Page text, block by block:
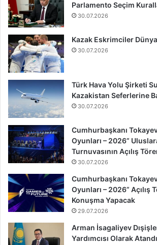
Parlamento Seçim
30.07.2026
Kazak Eskrimciler
30.07.2026
Türk Hava Yolu Şirketi
Kazakistan Seferlerine
30.07.2026
Cumhurbaşkanı
Oyunları – 2026”
Turnuvasının Açılış
30.07.2026
Cumhurbaşkanı
Oyunları – 2026” Açılış
Konuşma Yapacak
29.07.2026
Arman İsagaliyev
Yardımcısı Olarak Atandı